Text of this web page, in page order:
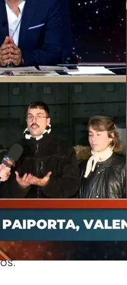
ha entrado en
si hubiera
de Iker Jiménez
en la calle: "Alucinante"
de un mes que laDANA
se han celebrado
del desastre.
trabajando en la zona
la gente con la